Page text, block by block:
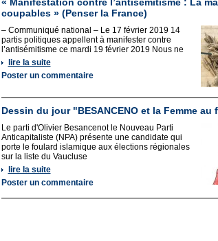
coupables » (Penser la France)
– Communiqué national – Le 17 février 2019 14
partis politiques appellent à manifester contre
l’antisémitisme ce mardi 19 février 2019 Nous ne
lire la suite
Poster un commentaire
Dessin du jour "BESANCENO et la Femme au
Le parti d'Olivier Besancenot le Nouveau Parti
Anticapitaliste (NPA) présente une candidate qui
porte le foulard islamique aux élections régionales
sur la liste du Vaucluse
lire la suite
Poster un commentaire